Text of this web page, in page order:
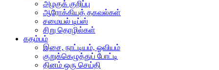
அழகுக் குறிப்பு
ஆரோக்கியத் தகவல்கள்
சமையல் டிப்ஸ்
சிறு தொழில்கள்
கதம்பம்
இசை, நாட்டியம், ஓவியம்
குறுக்கெழுத்துப் போட்டி
தினம் ஒரு செய்தி